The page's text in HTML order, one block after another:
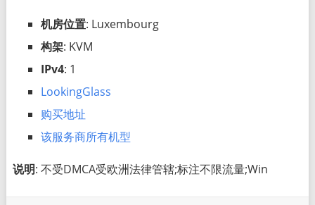
机房位置: Luxembourg
构架: KVM
IPv4: 1
LookingGlass
购买地址
该服务商所有机型
说明: 不受DMCA受欧洲法律管辖;标注不限流量;Win